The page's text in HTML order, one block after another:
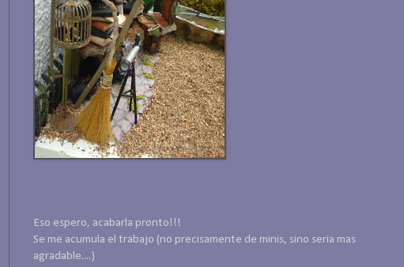
Eso espero, acabarla pronto!!!
Se me acumula el trabajo (no precisamente de minis, sino seria mas
agradable....)